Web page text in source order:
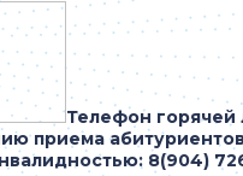
Телефон горячей
приема
8(904)